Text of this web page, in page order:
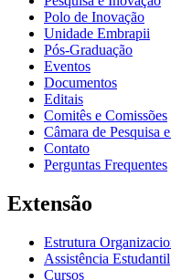
Polo de Inovação
Unidade Embrapii
Pós-Graduação
Eventos
Documentos
Editais
Comitês e Comissões
Câmara de Pesquisa
Contato
Perguntas Frequentes
Extensão
Estrutura
Assistência Estudantil
Cursos